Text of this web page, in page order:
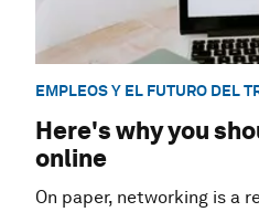
EMPLEOS Y EL FUTURO DEL
Here's why you
online
On paper, networking is a